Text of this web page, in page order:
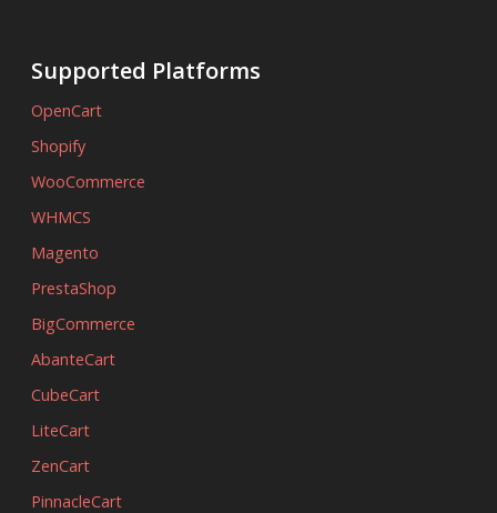
Supported Platforms
OpenCart
Shopify
WooCommerce
WHMCS
Magento
PrestaShop
BigCommerce
AbanteCart
CubeCart
LiteCart
ZenCart
PinnacleCart